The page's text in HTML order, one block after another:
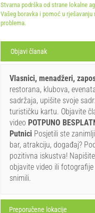
Stvarna podrška od strane lokalne
Vašeg boravka i pomoć u rješavanju
problema.
Objavi članak
Vlasnici, menadžeri,
restorana, klubova,
sadržaja, upišite svoje
turističku kartu. Objavite
video POTPUNO
Putnici Posjetili ste
bar, atrakciju, događaj?
pozitivna iskustva!
objavite video ili
snimili.
Preporučene lokacije